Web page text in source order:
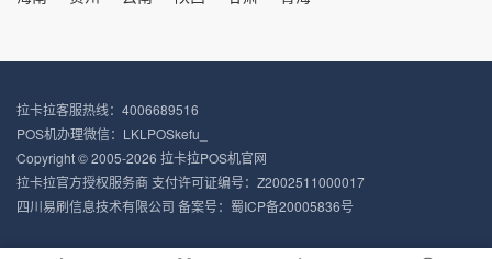
拉卡拉客服热线：4006689516
POS机办理微信：LKLPOSkefu_
Copyright © 2005-2026 拉卡拉POS机官网
拉卡拉官方授权服务商 支付许可证编号：Z2002511000017
四川易刷信息技术有限公司 备案号： 蜀ICP备20005836号